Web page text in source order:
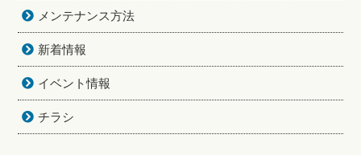
メンテナンス方法
新着情報
イベント情報
チラシ